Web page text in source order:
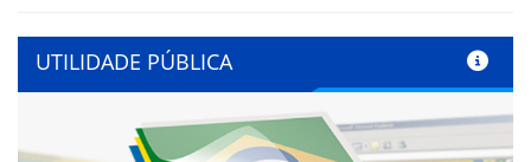
UTILIDADE PÚBLICA